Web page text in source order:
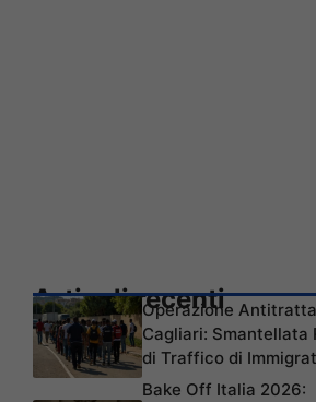
Articoli recenti
Operazione
Cagliari: Smantellata
di Traffico di
Bake Off Italia 2026: